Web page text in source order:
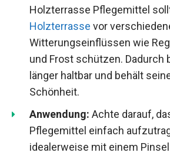
Holzterrasse Pflegemittel
Holzterrasse vor
Witterungseinflüssen wie
und Frost schützen. Dadurch
länger haltbar und behält
Schönheit.
Anwendung: Achte darauf,
Pflegemittel einfach
idealerweise mit einem